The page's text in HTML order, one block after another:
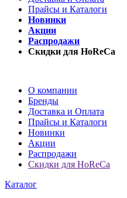
Прайсы и Каталоги
Новинки
Акции
Распродажи
Скидки для HoReCa
О компании
Бренды
Доставка и Оплата
Прайсы и Каталоги
Новинки
Акции
Распродажи
Скидки для HoReCa
Каталог